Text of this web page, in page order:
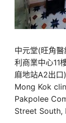
中元堂(旺角
利商業中心11
麻地站A2出口)
Mong Kok
Pakpolee
Street South,